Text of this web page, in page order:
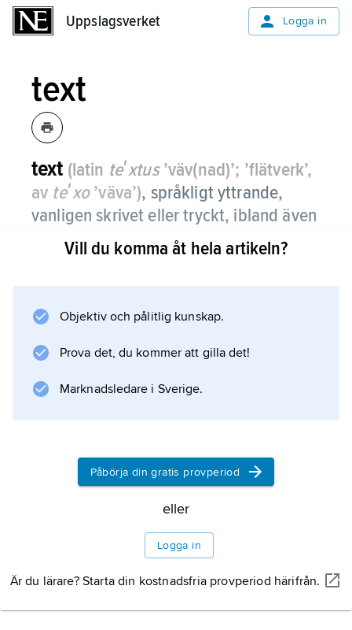
Uppslagsverket Logga in
text
text (latin teʹxtus’väv(nad)’; ’flätverk’,
av teʹxo’väva’), språkligt yttrande,
vanligen skrivet eller tryckt, ibland även
muntligt.
Jämför
.
Vill du komma åt hela artikeln?
Objektiv och pålitlig kunskap.
Prova det, du kommer att gilla det!
Marknadsledare i Sverige.
Påbörja din gratis provperiod
eller
Logga in
Är du lärare? Starta din kostnadsfria provperiod härifrån.